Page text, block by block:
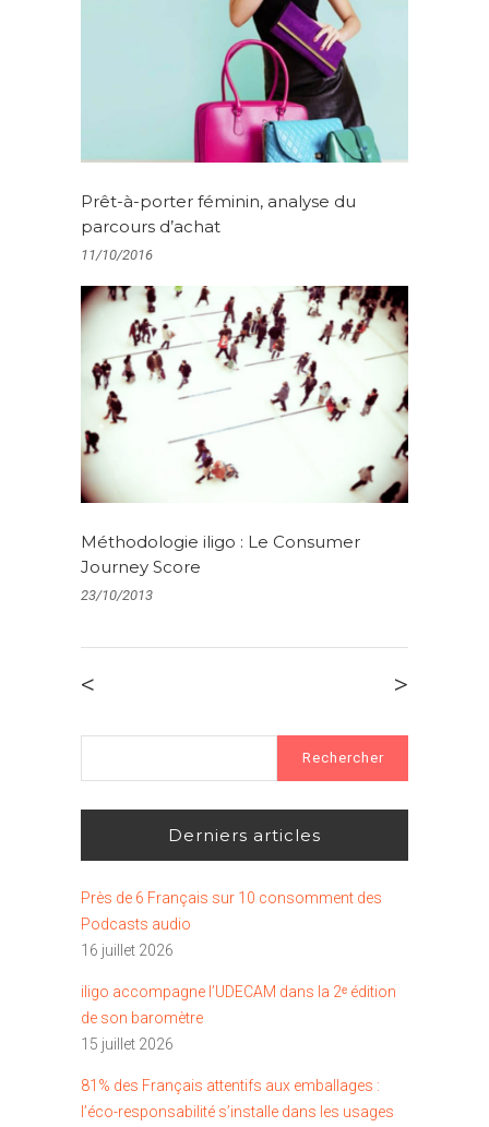
Prêt-à-porter féminin, analyse du
parcours d’achat
11/10/2016
Méthodologie iligo : Le Consumer
Journey Score
23/10/2013
< >
Derniers articles
Près de 6 Français sur 10 consomment des
Podcasts audio
16 juillet 2026
iligo accompagne l’UDECAM dans la 2ᵉ édition
de son baromètre
15 juillet 2026
81% des Français attentifs aux emballages :
l’éco-responsabilité s’installe dans les usages